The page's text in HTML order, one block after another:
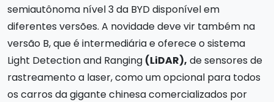
semiautônoma nível 3 da BYD disponível em
diferentes versões. A novidade deve vir também na
versão B, que é intermediária e oferece o sistema
Light Detection and Ranging (LiDAR), de sensores de
rastreamento a laser, como um opcional para todos
os carros da gigante chinesa comercializados por